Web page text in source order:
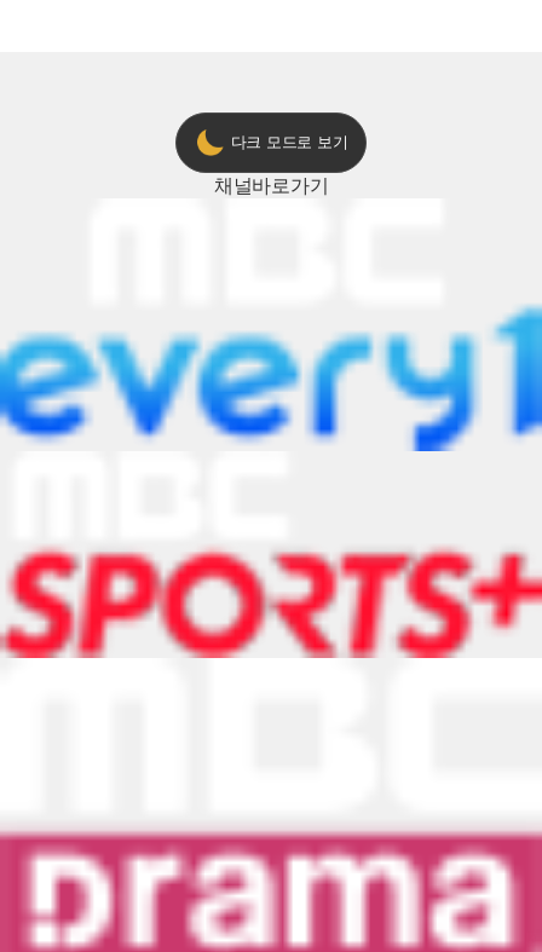
다크 모드로 보기
채널바로가기